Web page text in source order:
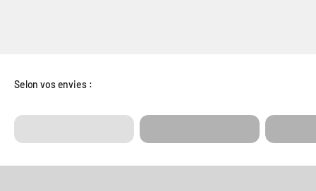
Selon vos envies :